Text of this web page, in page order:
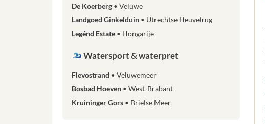
De Koerberg
Veluwe
Landgoed Ginkelduin
Utrechtse Heuvelrug
Legénd Estate
Hongarije
Watersport & waterpret
Flevostrand
Veluwemeer
Bosbad Hoeven
West-Brabant
Kruininger Gors
Brielse Meer